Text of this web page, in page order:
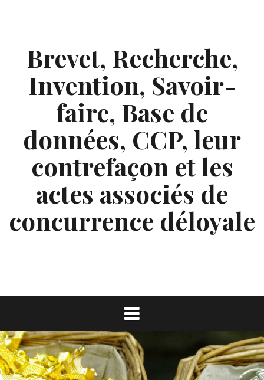
Brevet, Recherche,
Invention, Savoir-
faire, Base de
données, CCP, leur
contrefaçon et les
actes associés de
concurrence déloyale